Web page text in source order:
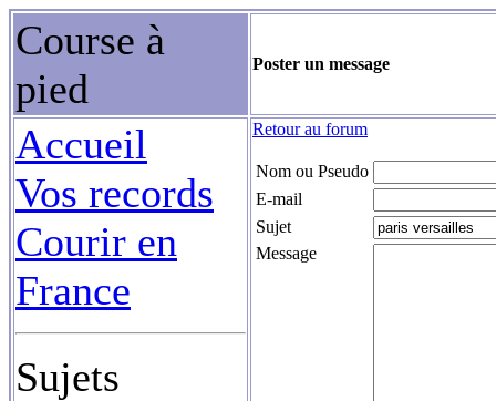
Course à
pied
Poster un message
Accueil
Vos records
Courir en
France
Sujets
Retour au forum
Nom ou Pseudo
E-mail
Sujet
Message